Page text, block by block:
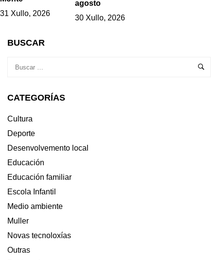
31 Xullo, 2026
agosto
30 Xullo, 2026
BUSCAR
CATEGORÍAS
Cultura
Deporte
Desenvolvemento local
Educación
Educación familiar
Escola Infantil
Medio ambiente
Muller
Novas tecnoloxías
Outras